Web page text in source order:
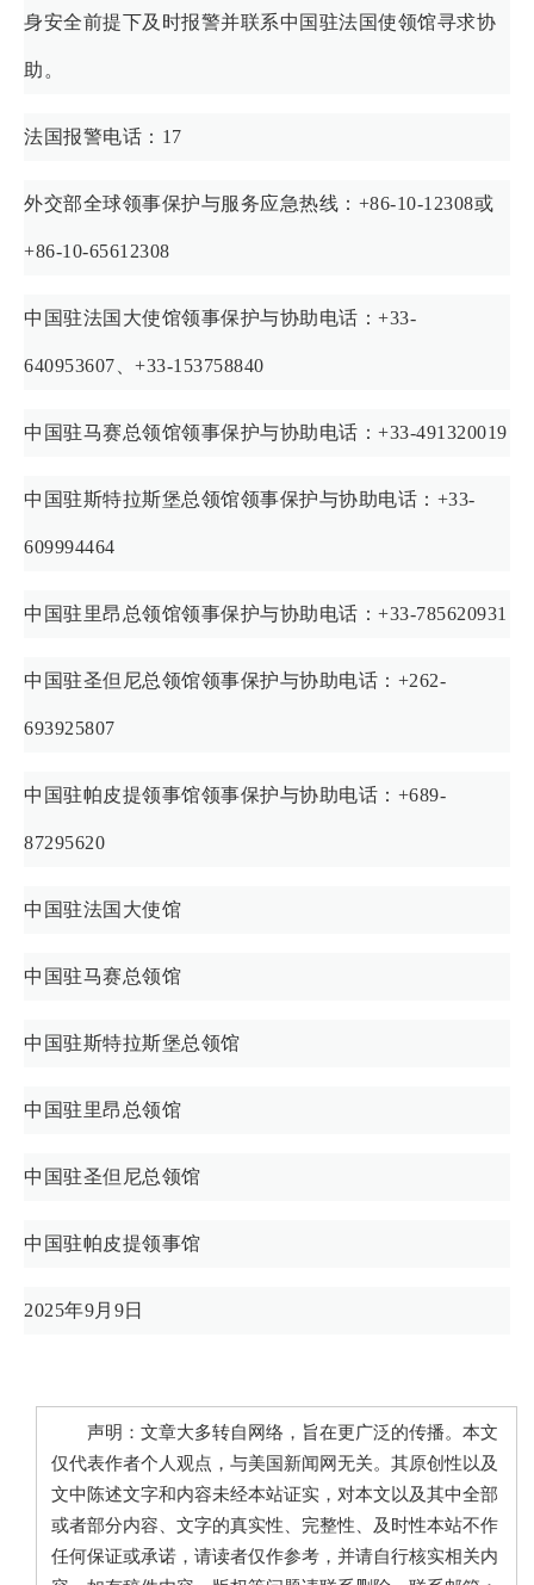
身安全前提下及时报警并联系中国驻法国使领馆寻求协
助。
法国报警电话：17
外交部全球领事保护与服务应急热线：+86-10-12308或
+86-10-65612308
中国驻法国大使馆领事保护与协助电话：+33-
640953607、+33-153758840
中国驻马赛总领馆领事保护与协助电话：+33-491320019
中国驻斯特拉斯堡总领馆领事保护与协助电话：+33-
609994464
中国驻里昂总领馆领事保护与协助电话：+33-785620931
中国驻圣但尼总领馆领事保护与协助电话：+262-
693925807
中国驻帕皮提领事馆领事保护与协助电话：+689-
87295620
中国驻法国大使馆
中国驻马赛总领馆
中国驻斯特拉斯堡总领馆
中国驻里昂总领馆
中国驻圣但尼总领馆
中国驻帕皮提领事馆
2025年9月9日
声明：文章大多转自网络，旨在更广泛的传播。本文
仅代表作者个人观点，与美国新闻网无关。其原创性以及
文中陈述文字和内容未经本站证实，对本文以及其中全部
或者部分内容、文字的真实性、完整性、及时性本站不作
任何保证或承诺，请读者仅作参考，并请自行核实相关内